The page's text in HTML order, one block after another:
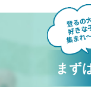
まず